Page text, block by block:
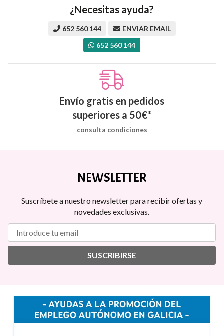
¿Necesitas ayuda?
652 560 144
ENVIAR EMAIL
652 560 144
Envío gratis en pedidos
superiores a 50€*
consulta condiciones
NEWSLETTER
Suscríbete a nuestro newsletter para recibir ofertas y
novedades exclusivas.
SUSCRIBIRSE